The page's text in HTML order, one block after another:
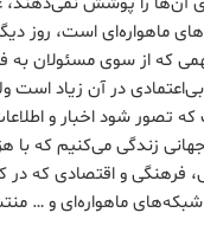
ماهواره‌ای است، روز
که از سوی مسئولان
در آن زیاد است
تصور شود اخبار و
زندگی می‌کنیم که با
فرهنگی و اقتصادی که
شبکه‌های ماهواره‌ای و …